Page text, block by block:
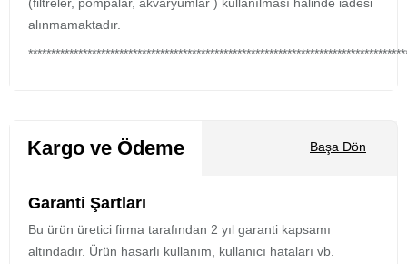
alınmamaktadır.
Kargo ve Ödeme Başa Dön
Garanti Şartları
Bu ürün üretici firma tarafından 2 yıl garanti kapsamı
altındadır. Ürün hasarlı kullanım, kullanıcı hataları vb.